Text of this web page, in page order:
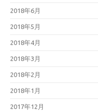
2018年6月
2018年5月
2018年4月
2018年3月
2018年2月
2018年1月
2017年12月